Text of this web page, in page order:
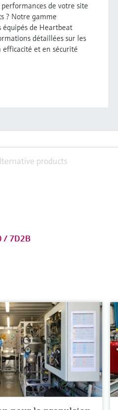
de votre site
? Notre gamme
de Heartbeat
détaillées sur les
et en sécurité
products
/ 7D2B